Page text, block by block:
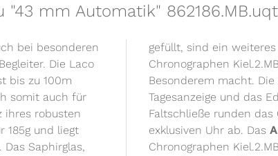
mm Automatik"
bei besonderen
Die Laco
bis zu 100m
somit auch für
ihres robusten
185g und liegt
Saphirglas,
gefüllt, sind ein
Chronographen
Besonderem macht.
Tagesanzeige und das
Faltschließe runden
exklusiven Uhr ab. Das
Chronographen